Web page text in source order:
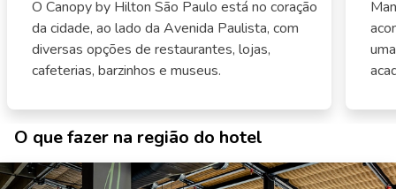
O Canopy by Hilton São Paulo está no coração
da cidade, ao lado da Avenida Paulista, com
diversas opções de restaurantes, lojas,
cafeterias, barzinhos e museus.
O que fazer na região do hotel